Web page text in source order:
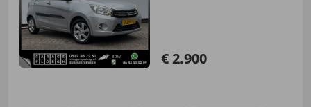
€ 2.900